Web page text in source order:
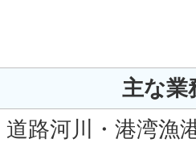
主な業
道路河川・港湾漁